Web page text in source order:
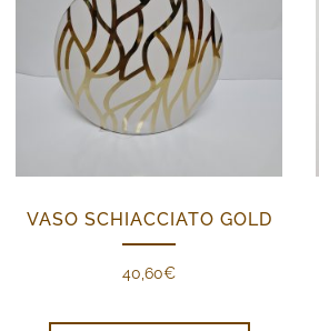
VASO SCHIACCIATO GOLD
40,60€